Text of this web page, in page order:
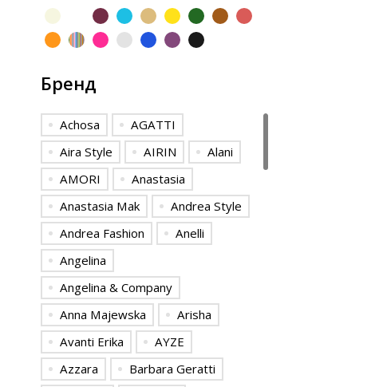
Бренд
Achosa
AGATTI
Aira Style
AIRIN
Alani
AMORI
Anastasia
Anastasia Mak
Andrea Style
Andrea Fashion
Anelli
Angelina
Angelina & Сompany
Anna Majewska
Arisha
Avanti Erika
AYZE
Azzara
Barbara Geratti